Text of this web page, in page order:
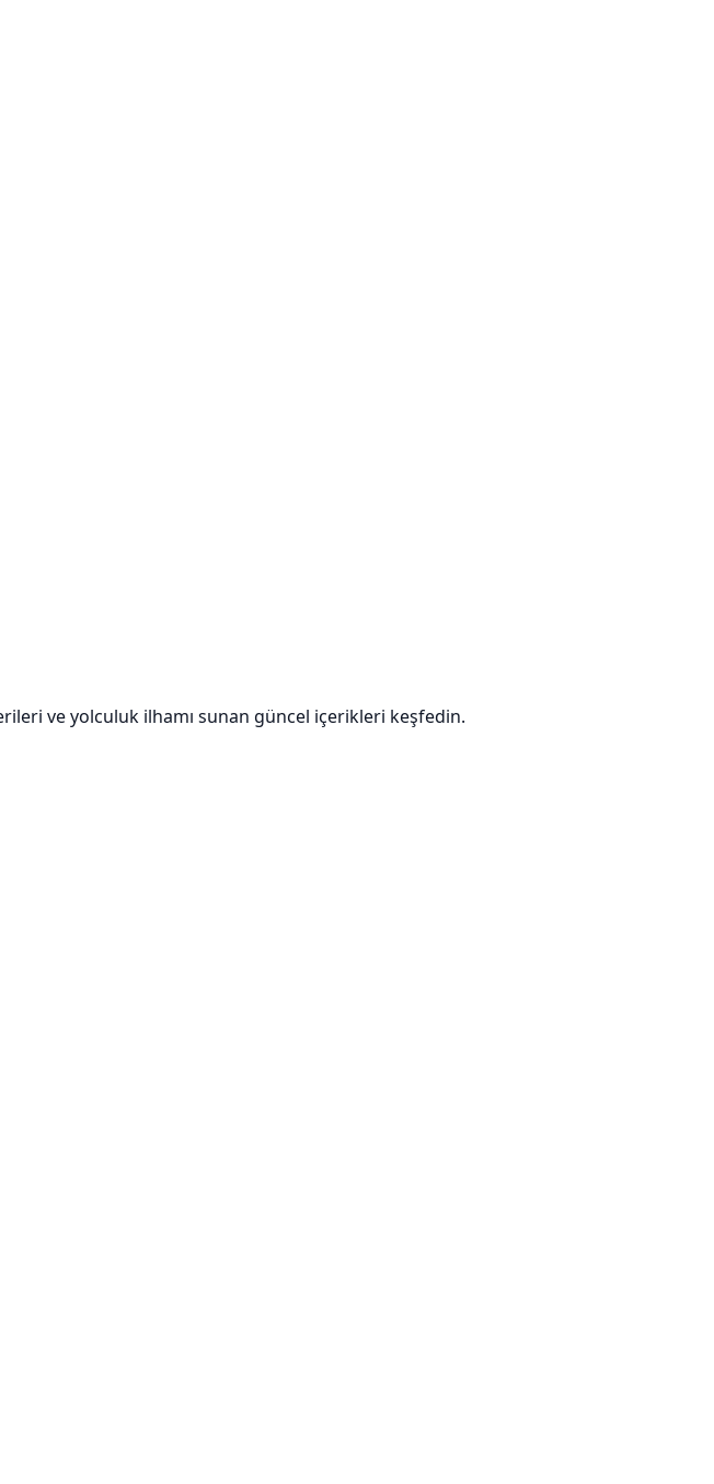
ve yolculuk ilhamı sunan güncel içerikleri keşfedin.